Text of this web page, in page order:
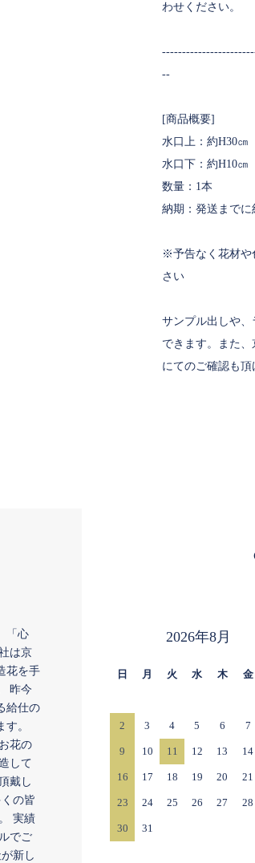
わせください。
--
[商品概要]
水口上：約H30㎝
水口下：約H10㎝
数量：1本
納期：発送までに
※予告なく花材や
さい
サンプル出しや
できます。また
にてのご確認も頂
「心
は京
花を手
昨今
給仕の
。
花の
して
戴し
の皆
実績
でご
新し
2026年8月
日 月 火 水 木 金
2 3 4 5 6 7
9 10 11 12 13 14
16 17 18 19 20 21
23 24 25 26 27 28
30 31